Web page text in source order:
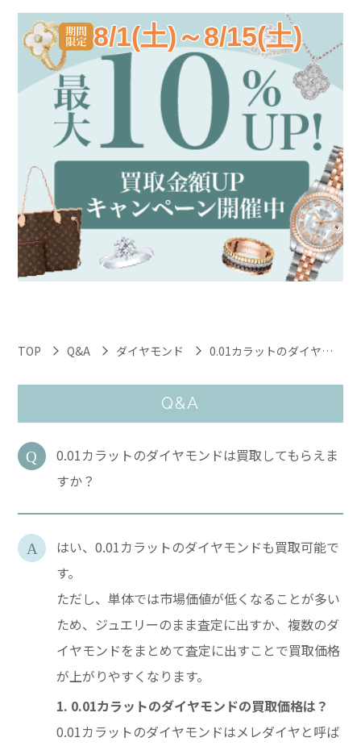
8/1(土)～8/15(土)
TOP Q&A ダイヤモンド 0.01カラットのダイヤモンドは買取してもらえますか？
Q&A
0.01カラットのダイヤモンドは買取してもらえま
すか？
はい、0.01カラットのダイヤモンドも買取可能で
す。
ただし、単体では市場価値が低くなることが多い
ため、ジュエリーのまま査定に出すか、複数のダ
イヤモンドをまとめて査定に出すことで買取価格
が上がりやすくなります。
1. 0.01カラットのダイヤモンドの買取価格は？
0.01カラットのダイヤモンドはメレダイヤと呼ば